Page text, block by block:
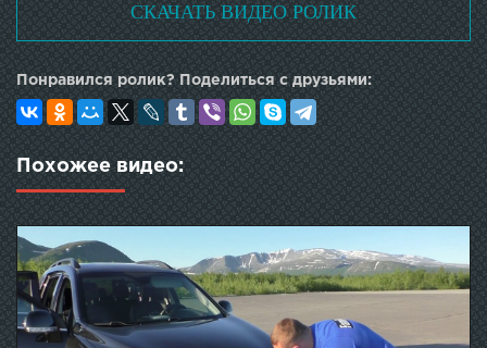
СКАЧАТЬ ВИДЕО РОЛИК
Понравился ролик? Поделиться с друзьями:
Похожее видео: